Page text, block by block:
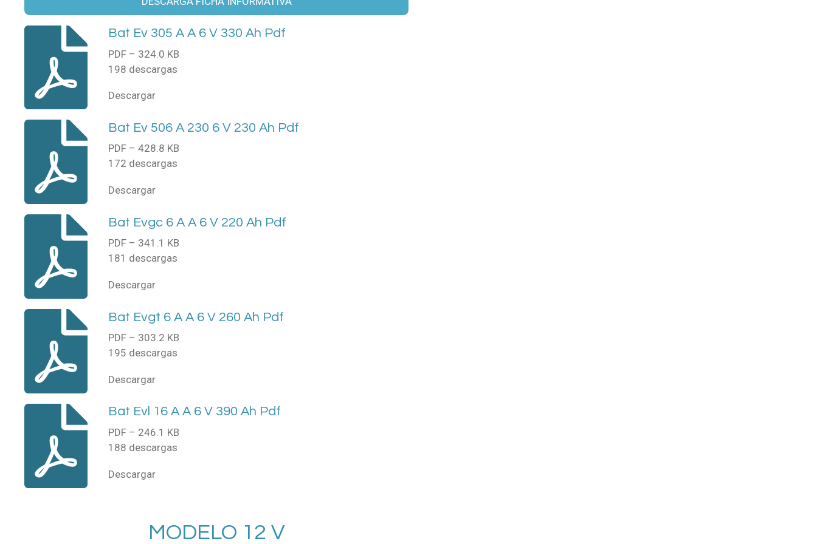
Bat Ev 305 A A 6 V 330 Ah Pdf
PDF – 324.0 KB
198 descargas
Descargar
Bat Ev 506 A 230 6 V 230 Ah Pdf
PDF – 428.8 KB
172 descargas
Descargar
Bat Evgc 6 A A 6 V 220 Ah Pdf
PDF – 341.1 KB
181 descargas
Descargar
Bat Evgt 6 A A 6 V 260 Ah Pdf
PDF – 303.2 KB
195 descargas
Descargar
Bat Evl 16 A A 6 V 390 Ah Pdf
PDF – 246.1 KB
188 descargas
Descargar
MODELO 12 V